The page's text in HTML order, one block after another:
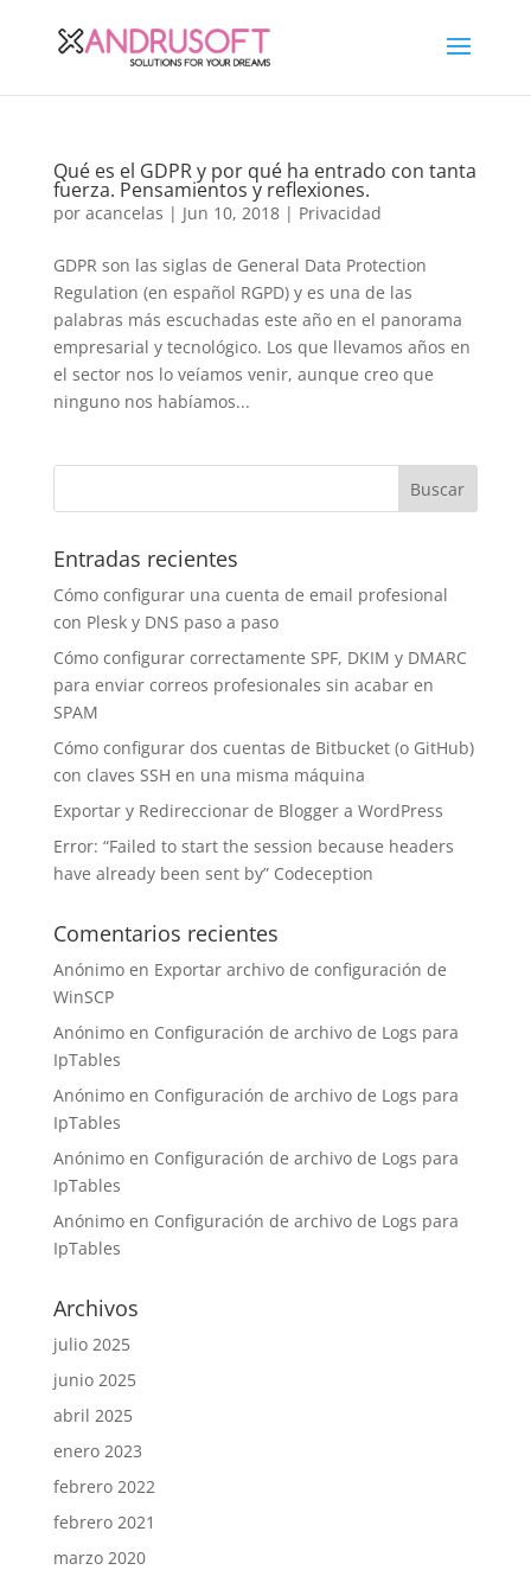
Qué es el GDPR y por qué ha entrado con tanta
fuerza. Pensamientos y reflexiones.
por acancelas | Jun 10, 2018| Privacidad
GDPR son las siglas de General Data Protection
Regulation (en español RGPD) y es una de las
palabras más escuchadas este año en el panorama
empresarial y tecnológico. Los que llevamos años en
el sector nos lo veíamos venir, aunque creo que
ninguno nos habíamos...
Entradas recientes
Cómo configurar una cuenta de email profesional
con Plesk y DNS paso a paso
Cómo configurar correctamente SPF, DKIM y DMARC
para enviar correos profesionales sin acabar en
SPAM
Cómo configurar dos cuentas de Bitbucket (o GitHub)
con claves SSH en una misma máquina
Exportar y Redireccionar de Blogger a WordPress
Error: “Failed to start the session because headers
have already been sent by” Codeception
Comentarios recientes
Anónimoen Exportar archivo de configuración de
WinSCP
Anónimoen Configuración de archivo de Logs para
IpTables
Anónimoen Configuración de archivo de Logs para
IpTables
Anónimoen Configuración de archivo de Logs para
IpTables
Anónimoen Configuración de archivo de Logs para
IpTables
Archivos
julio 2025
junio 2025
abril 2025
enero 2023
febrero 2022
febrero 2021
marzo 2020